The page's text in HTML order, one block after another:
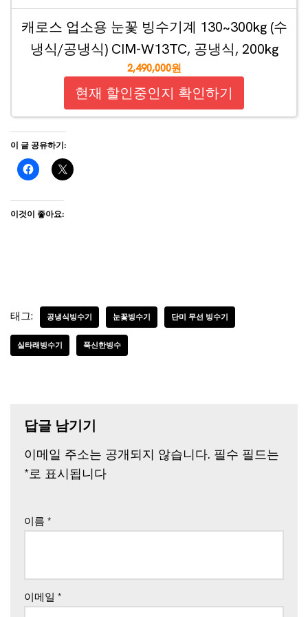
캐로스 업소용 눈꽃 빙수기계 130~300kg (수
냉식/공냉식) CIM-W13TC, 공냉식, 200kg
2,490,000원
현재 할인중인지 확인하기
이 글 공유하기:
이것이 좋아요:
태그: 공냉식빙수기 눈꽃빙수기 단미 무선 빙수기
실타래빙수기 푹신한빙수
답글 남기기
이메일 주소는 공개되지 않습니다. 필수 필드는
*로 표시됩니다
이름 *
이메일 *